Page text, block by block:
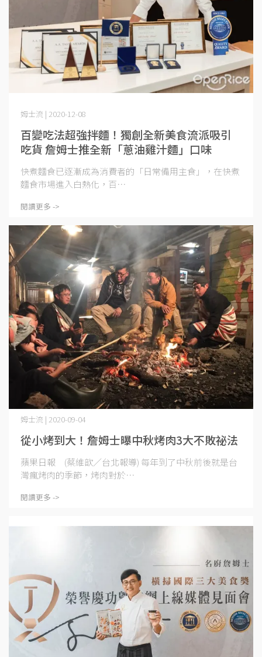
百變吃法超強拌麵！獨創全新美食流派吸引
吃貨 詹姆士推全新「蔥油雞汁麵」口味
姆士流 | 2020-12-08
快煮麵食已逐漸成為消費者的「日常備用主食」，在快煮
麵食市場進入白熱化，百⋯
閱讀更多 ->
從小烤到大！詹姆士曝中秋烤肉3大不敗祕法
姆士流 | 2020-09-04
蘋果日報 (蔡維歆／台北報導) 每年到了中秋前後就是台
灣瘋烤肉的季節，烤肉對於⋯
閱讀更多 ->